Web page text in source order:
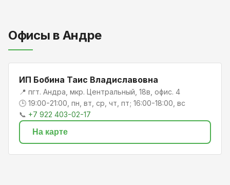
Офисы в Андре
ИП Бобина Таис Владиславовна
📍 пгт. Андра, мкр. Центральный, 18в, офис. 4
🕒 19:00-21:00, пн, вт, ср, чт, пт; 16:00-18:00, вс
📞 +7 922 403-02-17
На карте